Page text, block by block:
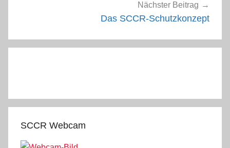
Nächster Beitrag
Das SCCR-Schutzkonzept
SCCR Webcam